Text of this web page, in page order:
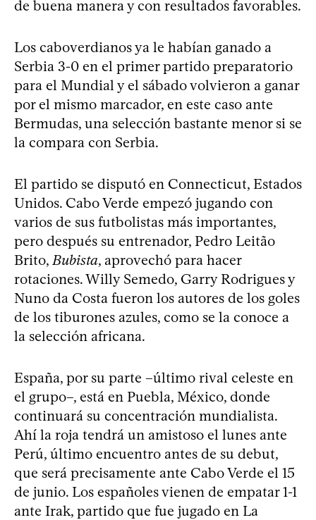
de buena manera y con resultados favorables.
Los caboverdianos ya le habían ganado a
Serbia 3-0 en el primer partido preparatorio
para el Mundial y el sábado volvieron a ganar
por el mismo marcador, en este caso ante
Bermudas, una selección bastante menor si se
la compara con Serbia.
El partido se disputó en Connecticut, Estados
Unidos. Cabo Verde empezó jugando con
varios de sus futbolistas más importantes,
pero después su entrenador, Pedro Leitão
Brito, Bubista, aprovechó para hacer
rotaciones. Willy Semedo, Garry Rodrigues y
Nuno da Costa fueron los autores de los goles
de los tiburones azules, como se la conoce a
la selección africana.
España, por su parte –último rival celeste en
el grupo–, está en Puebla, México, donde
continuará su concentración mundialista.
Ahí la roja tendrá un amistoso el lunes ante
Perú, último encuentro antes de su debut,
que será precisamente ante Cabo Verde el 15
de junio. Los españoles vienen de empatar 1-1
ante Irak, partido que fue jugado en La